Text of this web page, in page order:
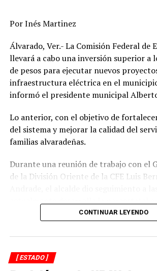
Finalmente, hacia el fin de semana
entidad.
RELATED TOPICS: FEATURED
DESPUÉS
Estado no puede repetir violaciones a
del pasado
ANTES
Alertan por lluvias de Ágatha
Por Inés Martinez
Álvarado, Ver.- La Comisión Federal de
llevará a cabo una inversión superior a
de pesos para ejecutar nuevos
infraestructura eléctrica en el
informó el presidente municipal
Lo anterior, con el objetivo de
del sistema y mejorar la calidad del
familias alvaradeñas.
Durante una reunión de trabajo con el
de la División Oriente de la CFE Luis
comunidades, colonias y la zona centro
mantenimiento, modernización y
red eléctrica.
CONTINUAR LEYENDO
[ ESTADO ]